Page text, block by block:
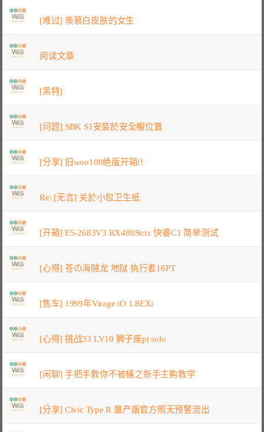
[难过] 羡慕白皮肤的女生
阅读文章
[黑特]
[问题] SBK S1安装於安全帽位置
[分享] 旧woo100绝版开箱!!
Re: [无言] 关於小包卫生纸
[开箱] E5-2683V3 RX480Strix 快睿C1 简单测试
[心得] 苍の海贼龙 地狱 执行者16PT
[售车] 1999年Virage iO 1.8EXi
[心得] 挑战33 LV10 狮子座pt solo
[闲聊] 手把手教你不被桶之新手主购教学
[分享] Civic Type R 量产版官方照无预警流出